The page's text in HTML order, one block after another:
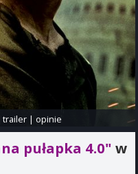
trailer |opinie
pułapka 4.0" w